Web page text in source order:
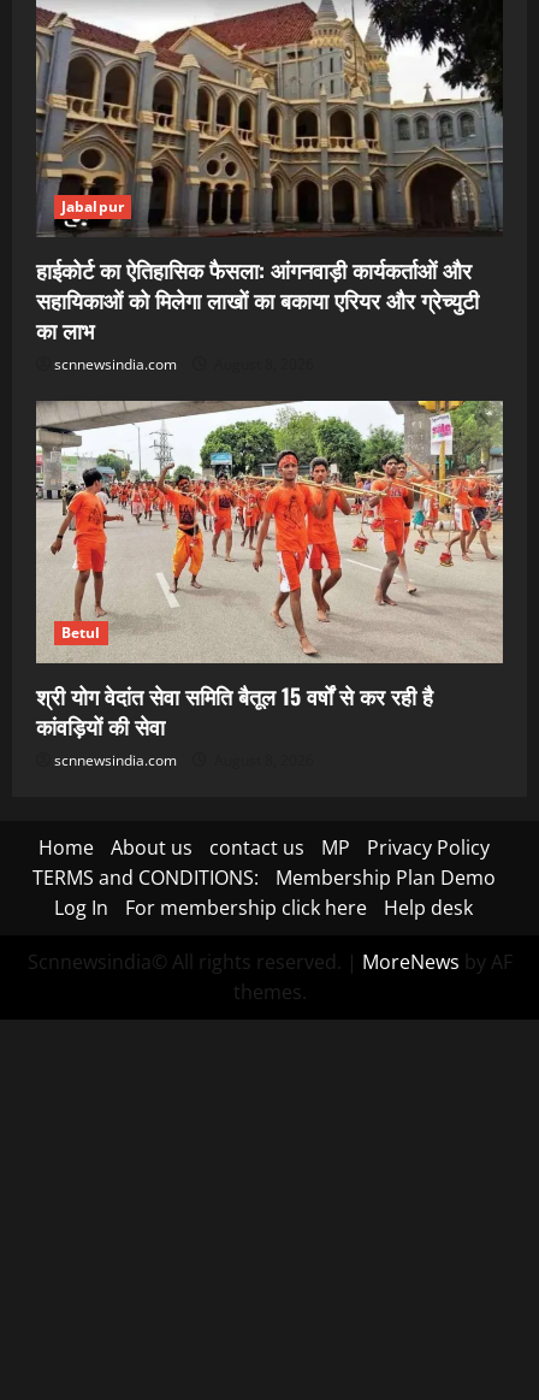
Jabalpur
हाईकोर्ट का ऐतिहासिक फैसला: आंगनवाड़ी कार्यकर्ताओं और
सहायिकाओं को मिलेगा लाखों का बकाया एरियर और ग्रेच्युटी
का लाभ
scnnewsindia.com
Betul
श्री योग वेदांत सेवा समिति बैतूल 15 वर्षों से कर रही है
कांवड़ियों की सेवा
scnnewsindia.com
Home About us contact us MP
Privacy Policy
TERMS and CONDITIONS:
Membership Plan Demo
Log In
For membership click here Help desk
Scnnewsindia© All rights reserved. | MoreNews by AF
themes.